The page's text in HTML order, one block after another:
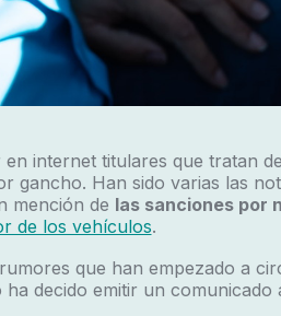
internet titulares que tratan
gancho. Han sido varias las
mención de las sanciones por
de los vehículos.
que han empezado a
decido emitir un comunicado